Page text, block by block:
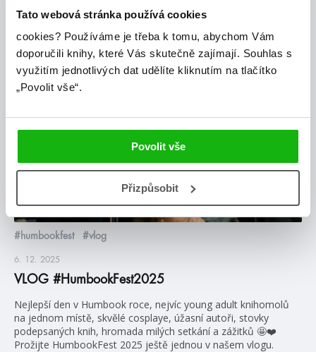
Tato webová stránka používá cookies
cookies? Používáme je třeba k tomu, abychom Vám
doporučili knihy, které Vás skutečně zajímají. Souhlas s
využitím jednotlivých dat udělíte kliknutím na tlačítko
„Povolit vše“.
Povolit vše
Přizpůsobit
Posty, které by tě mohly zajímat
humbookfest
#humbookfest #vlog
6. 12. 2025
VLOG #HumbookFest2025
Nejlepší den v Humbook roce, nejvíc young adult knihomolů
na jednom místě, skvělé cosplaye, úžasní autoři, stovky
podepsaných knih, hromada milých setkání a zážitků 🤩❤️
Prožijte HumbookFest 2025 ještě jednou v našem vlogu.